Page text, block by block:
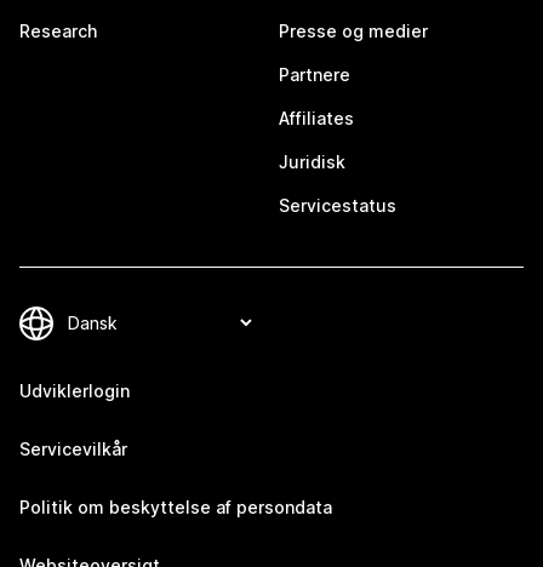
Research Presse og medier
Partnere
Affiliates
Juridisk
Servicestatus
Udviklerlogin
Servicevilkår
Politik om beskyttelse af persondata